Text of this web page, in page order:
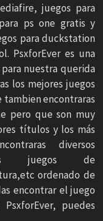
juegos para
ps one gratis y
para duckstation
PsxforEver es una
nuestra querida
los mejores juegos
tambien encontraras
pero que son muy
títulos y los más
diversos
juegos de
ordenado de
encontrar el juego
puedes